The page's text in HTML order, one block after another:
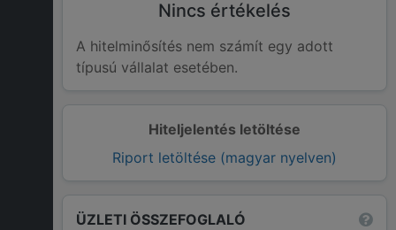
Hiteljelentés letöltése
Riport letöltése (magyar nyelven)
Nincs értékelés
A hitelminősítés nem számít egy adott
típusú vállalat esetében.
ÜZLETI ÖSSZEFOGLALÓ